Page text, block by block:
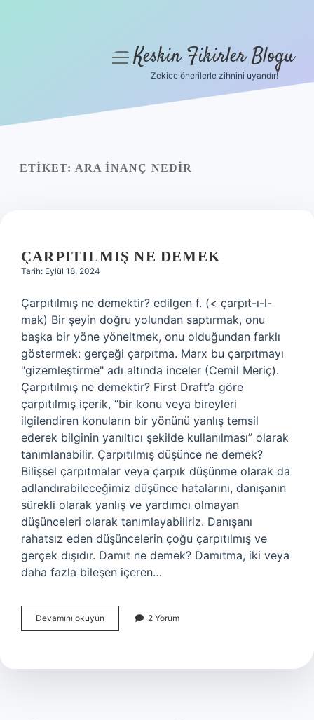
Yasal Uyarı
menüyüKeskin Fikirler Blogu
Zekice önerilerle zihnini uyandır!
ETIKET: ARA INANÇ NEDIR
ÇARPITILMIŞ NE DEMEK
Tarih: Eylül 18, 2024
Çarpıtılmış ne demektir? edilgen f. (< çarpıt-ı-l-
mak) Bir şeyin doğru yolundan saptırmak, onu
başka bir yöne yöneltmek, onu olduğundan farklı
göstermek: gerçeği çarpıtma. Marx bu çarpıtmayı
"gizemleştirme" adı altında inceler (Cemil Meriç).
Çarpıtılmış ne demektir? First Draft’a göre
çarpıtılmış içerik, “bir konu veya bireyleri
ilgilendiren konuların bir yönünü yanlış temsil
ederek bilginin yanıltıcı şekilde kullanılması” olarak
tanımlanabilir. Çarpıtılmış düşünce ne demek?
Bilişsel çarpıtmalar veya çarpık düşünme olarak da
adlandırabileceğimiz düşünce hatalarını, danışanın
sürekli olarak yanlış ve yardımcı olmayan
düşünceleri olarak tanımlayabiliriz. Danışanı
rahatsız eden düşüncelerin çoğu çarpıtılmış ve
gerçek dışıdır. Damıt ne demek? Damıtma, iki veya
daha fazla bileşen içeren…
Devamını okuyun Çarpıtılmış
Ne
2 Yorum